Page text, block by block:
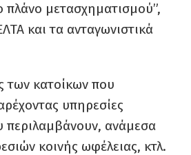
πλάνο μετασχηματισμού”,
και τα ανταγωνιστικά
των κατοίκων που
υπηρεσίες
περιλαμβάνουν, ανάμεσα
κοινής ωφέλειας, κτλ.